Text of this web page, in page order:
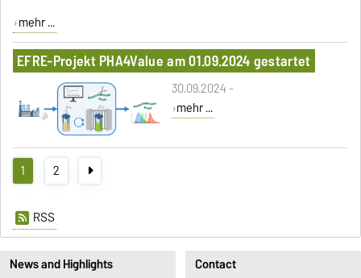
mehr ...
EFRE-Projekt PHA4Value am 01.09.2024 gestartet
30.09.2024 -
mehr ...
1 2
RSS
News and Highlights
Contact